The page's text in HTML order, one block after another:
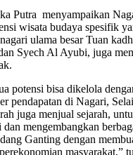
Putra menyampaikan
wisata budaya spesifik
ulama besar Tuan
Syech Al Ayubi, juga
potensi bisa dikelola
pendapatan di Nagari,
juga menjual sejarah,
mengembangkan
Ganting dengan
masyarakat,”